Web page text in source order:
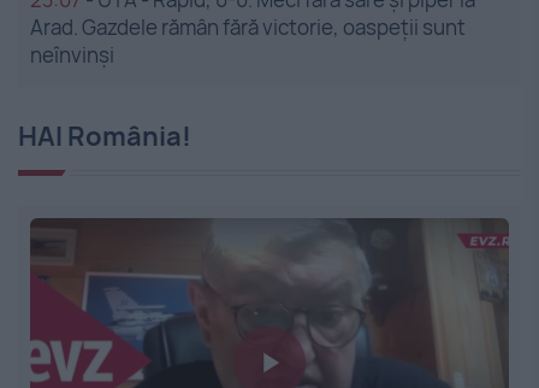
Arad. Gazdele rămân fără victorie, oaspeții sunt
neînvinși
HAI România!